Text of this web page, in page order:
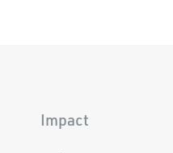
Impact